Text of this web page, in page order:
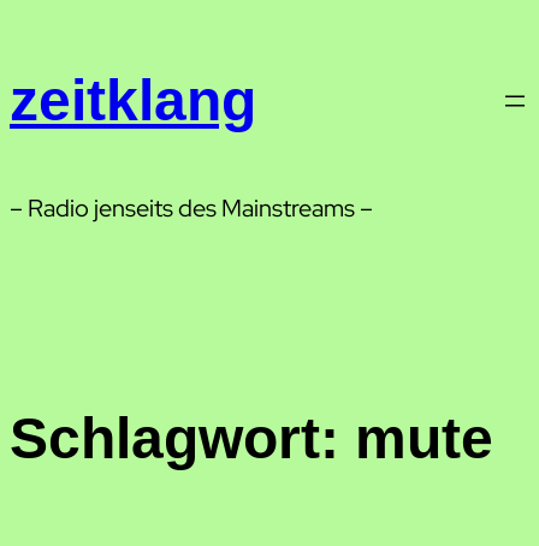
springen
zeitklang
– Radio jenseits des Mainstreams –
Schlagwort: mute